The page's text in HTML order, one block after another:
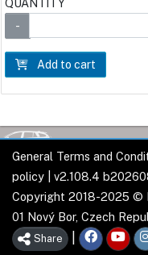
QUANTITY
Add to cart
General Terms and
policy | v2.108.4
Copyright 2018-2025 ©
01 Nový Bor, Czech
Share